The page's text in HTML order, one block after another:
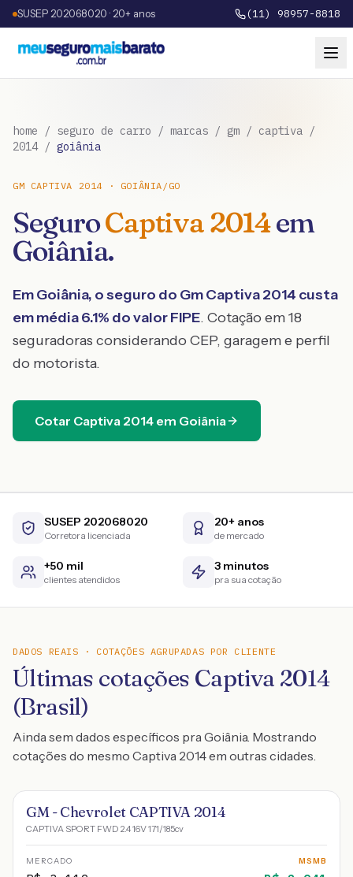
SUSEP 202068020 · 20+ anos (11) 98957-8818
home / seguro de carro / marcas / gm / captiva /
2014/ goiânia
GM CAPTIVA 2014 · GOIÂNIA / GO
SeguroCaptiva2014em
Goiânia.
EmGoiânia, o seguro do GmCaptiva2014 custa
em média6.1% do valor FIPE. Cotação em 18
seguradoras considerando CEP, garagem e perfil
do motorista.
Cotar Captiva 2014 em Goiânia
SUSEP 202068020
Corretora licenciada
20+ anos
de mercado
+50 mil
clientes atendidos
3 minutos
pra sua cotação
DADOS REAIS · COTAÇÕES AGRUPADAS POR CLIENTE
Últimas cotações Captiva 2014
(Brasil)
Ainda sem dados específicos pra Goiânia. Mostrando
cotações do mesmo Captiva 2014 em outras cidades.
GM - Chevrolet CAPTIVA 2014
CAPTIVA SPORT FWD 2.4 16V 171/185cv
MERCADO MSMB